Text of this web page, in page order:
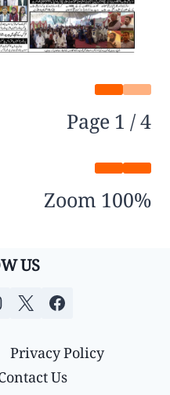
Page1/4
Zoom100%
US
Privacy Policy
Us